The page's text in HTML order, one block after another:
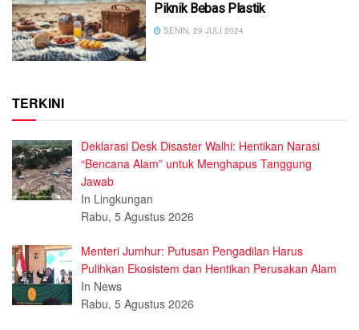
Piknik Bebas Plastik
SENIN, 29 JULI 2024
TERKINI
Deklarasi Desk Disaster Walhi: Hentikan Narasi
“Bencana Alam” untuk Menghapus Tanggung
Jawab
In Lingkungan
Rabu, 5 Agustus 2026
Menteri Jumhur: Putusan Pengadilan Harus
Pulihkan Ekosistem dan Hentikan Perusakan Alam
In News
Rabu, 5 Agustus 2026